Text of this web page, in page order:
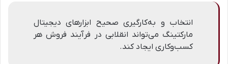
انتخاب و به‌کارگیری صحیح ابزارهای دیجیتال
مارکتینگ می‌تواند انقلابی در فرآیند فروش هر
کسب‌وکاری ایجاد کند.